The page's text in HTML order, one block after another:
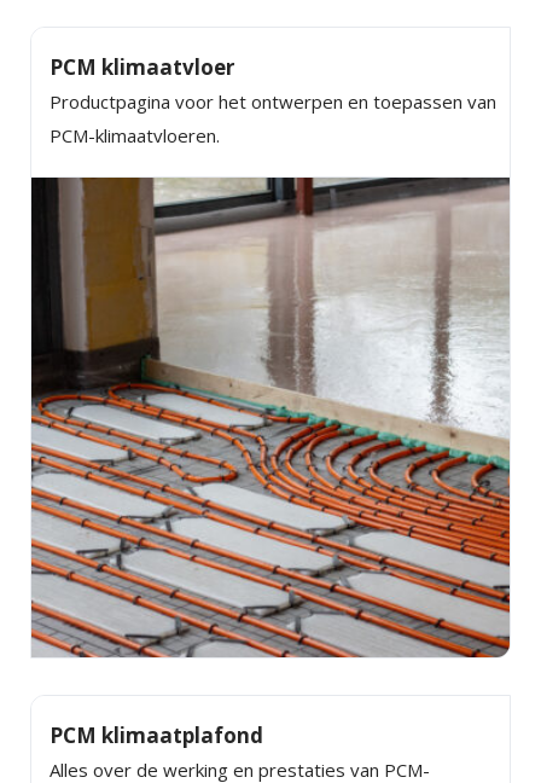
PCM klimaatvloer
Productpagina voor het ontwerpen en toepassen van
PCM-klimaatvloeren.
PCM klimaatplafond
Alles over de werking en prestaties van PCM-